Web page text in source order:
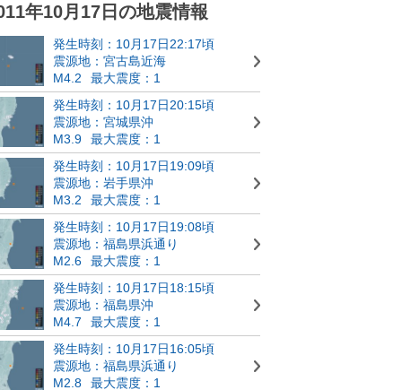
年10月17日の地震情報
発生時刻：10月17日22:17頃
震源地：宮古島近海
M4.2
最大震度：1
発生時刻：10月17日20:15頃
震源地：宮城県沖
M3.9
最大震度：1
発生時刻：10月17日19:09頃
震源地：岩手県沖
M3.2
最大震度：1
発生時刻：10月17日19:08頃
震源地：福島県浜通り
M2.6
最大震度：1
発生時刻：10月17日18:15頃
震源地：福島県沖
M4.7
最大震度：1
発生時刻：10月17日16:05頃
震源地：福島県浜通り
M2.8
最大震度：1